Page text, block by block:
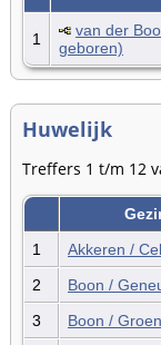
1
van der
geboren)
Huwelijk
Treffers 1 t/m 12
1
Akkeren /
2
Boon /
3
Boon /